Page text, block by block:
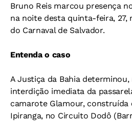
Bruno Reis marcou presença
na noite desta quinta-feira, 27,
do Carnaval de Salvador.
Entenda o caso
A Justiça da Bahia
interdição imediata da
camarote Glamour,
Ipiranga, no Circuito Dodô